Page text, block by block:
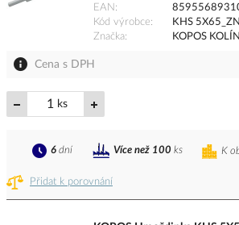
EAN
Kód výrobce
KHS
Značka
KOPOS KOLÍN
Cena s DPH
ks
Přidat k porovnání
K
6 dní Více než 100 ks